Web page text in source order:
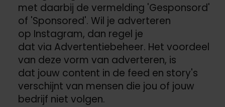
met daarbij de vermelding 'Gesponsord'
of 'Sponsored'. Wil je adverteren
op Instagram, dan regel je
dat via Advertentiebeheer. Het voordeel
van deze vorm van adverteren, is
dat jouw content in de feed en story's
verschijnt van mensen die jou of jouw
bedrijf niet volgen.